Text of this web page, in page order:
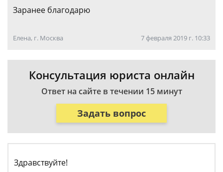
Заранее благодарю
Елена, г. Москва 7 февраля 2019 г. 10:33
Консультация юриста онлайн
Ответ на сайте в течении 15 минут
Задать вопрос
Здравствуйте!